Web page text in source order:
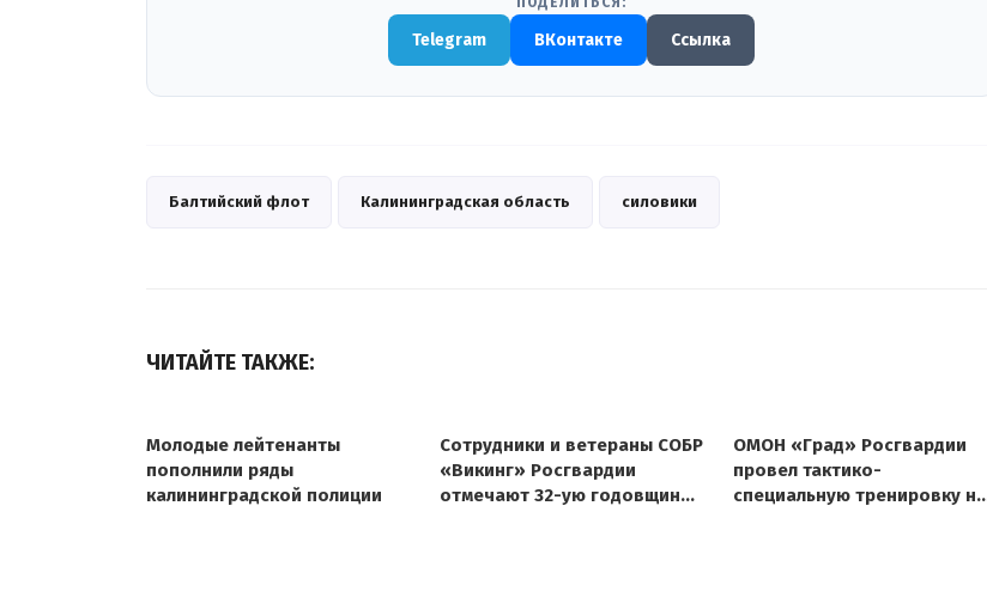
Telegram ВКонтакте Ссылка
Балтийский флот Калининградская область силовики
ЧИТАЙТЕ ТАКЖЕ:
Молодые лейтенанты
пополнили ряды
калининградской полиции
Сотрудники и ветераны СОБР
«Викинг» Росгвардии
отмечают 32-ую годовщину
ОМОН «Град» Росгвардии
провел тактико-
специальную тренировку на